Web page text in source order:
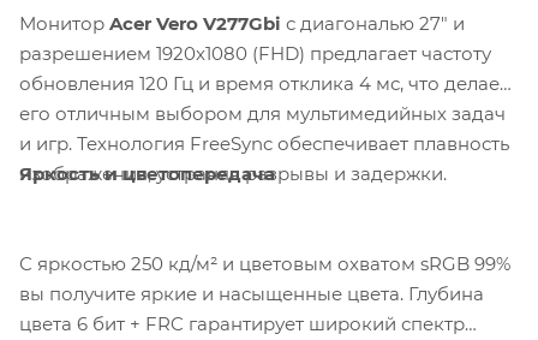
Монитор Acer Vero V277Gbi с диагональю 27" и
разрешением 1920x1080 (FHD) предлагает частоту
обновления 120 Гц и время отклика 4 мс, что делает
его отличным выбором для мультимедийных задач
и игр. Технология FreeSync обеспечивает плавность
изображения, устраняя разрывы и задержки.
Яркость и цветопередача
С яркостью 250 кд/м² и цветовым охватом sRGB 99%
вы получите яркие и насыщенные цвета. Глубина
цвета 6 бит + FRC гарантирует широкий спектр